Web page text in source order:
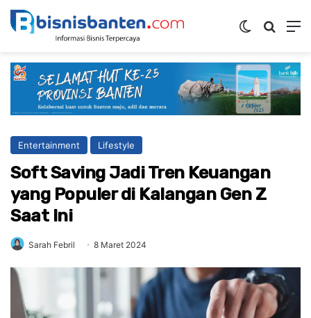
Switch skin
Entertainment Lifestyle
Soft Saving Jadi Tren Keuangan
yang Populer di Kalangan Gen Z
Saat Ini
Sarah Febril 8 Maret 2024